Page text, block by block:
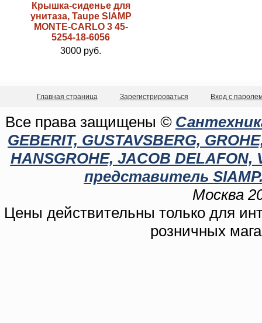
Крышка-сиденье для
унитаза, Taupe SIAMP
MONTE-CARLO 3 45-
5254-18-6056
3000 руб.
Главная страница Зарегистрироваться Вход с
Все права защищены ©
GEBERIT, GUSTAVSBERG,
HANSGROHE, JACOB
представитель
Москва
Цены действительны только для
розничных